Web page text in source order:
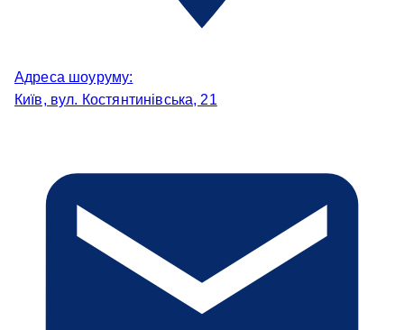
Адреса шоуруму:
Київ, вул. Костянтинівська, 21